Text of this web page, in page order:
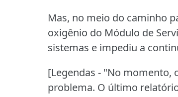
Mas, no meio do caminho
oxigênio do Módulo de
sistemas e impediu a
[Legendas - "No momento,
problema. O último